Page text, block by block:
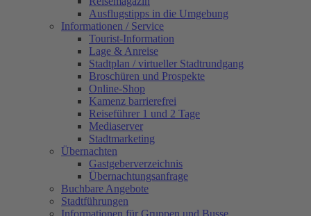
Ausflugstipps in die Umgebung
Informationen / Service
Tourist-Information
Lage & Anreise
Stadtplan / virtueller Stadtrundgang
Broschüren und Prospekte
Online-Shop
Kamenz barrierefrei
Reiseführer 1 und 2 Tage
Mediaserver
Stadtmarketing
Übernachten
Gastgeberverzeichnis
Übernachtungsanfrage
Buchbare Angebote
Stadtführungen
Informationen für Gruppen und Busse